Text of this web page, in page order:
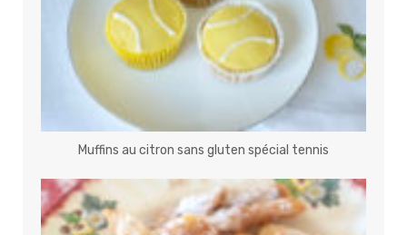
Muffins au citron sans gluten spécial tennis